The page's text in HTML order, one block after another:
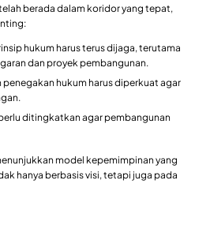
berada dalam koridor yang tepat,
hukum harus terus dijaga, terutama
dan proyek pembangunan.
hukum harus diperkuat agar
ditingkatkan agar pembangunan
model kepemimpinan yang
hanya berbasis visi, tetapi juga pada